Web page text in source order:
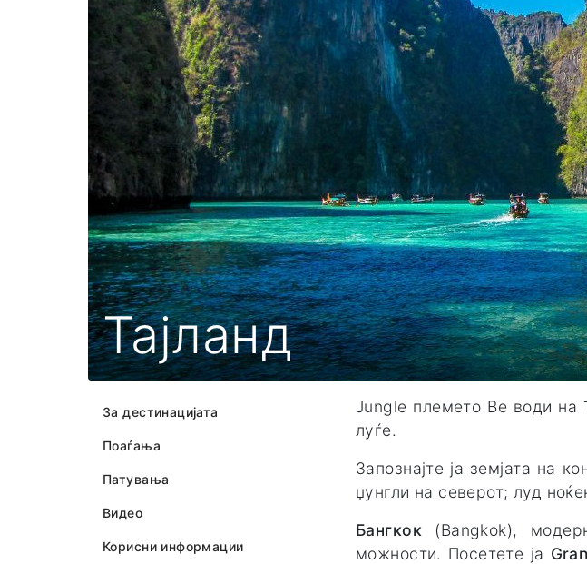
Тајланд
Jungle племето Ве води на
луѓе.
Запознајте ја земјата на
џунгли на северот; луд
Бангкок (Bangkok),
можности. Посетете ја
За дестинацијата
Поаѓања
Патувања
Видео
Корисни информации